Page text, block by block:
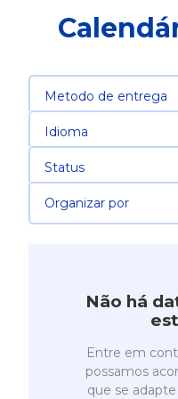
Metodo de entrega
Idioma
Status
Organizar por
Não há
Entre em
possamos
que se